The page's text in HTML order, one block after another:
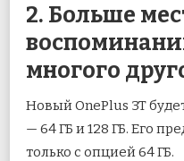
2. Больше
многого
Новый OnePlus 3T
— 64 ГБ и 128 ГБ. Его
только с опцией 64 ГБ.